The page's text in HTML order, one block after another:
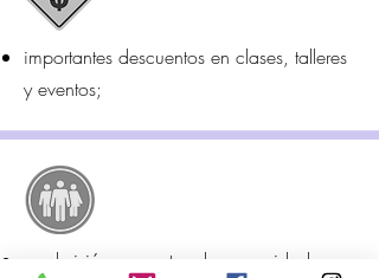
importantes descuentos en clases, talleres
y eventos;
y admisión a eventos de capacidad